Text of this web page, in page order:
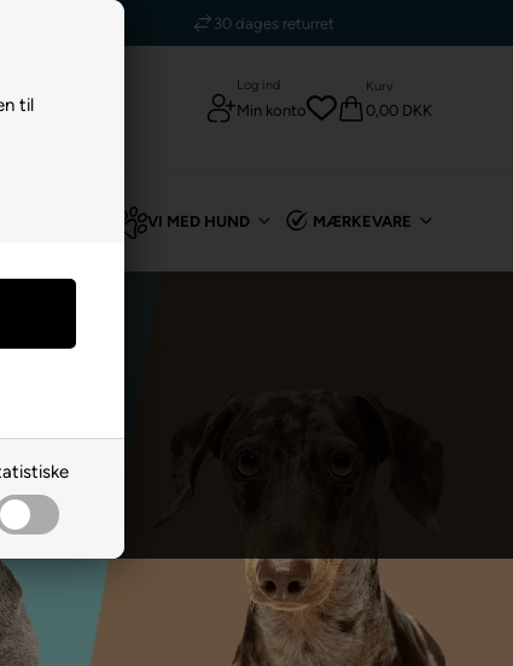
til
30 dages returret
Log ind
Min konto
Kurv
0,00 DKK
VI MED HUND MÆRKEVARE